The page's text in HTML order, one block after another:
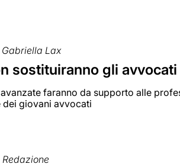
Gabriella Lax
sostituiranno gli avvocati
faranno da supporto alle
dei giovani avvocati
Redazione